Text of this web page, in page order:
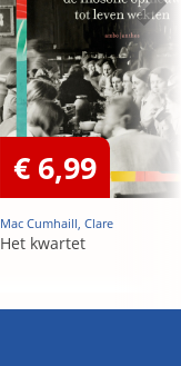
€ 6,99
Mac Cumhaill, Clare
Het kwartet